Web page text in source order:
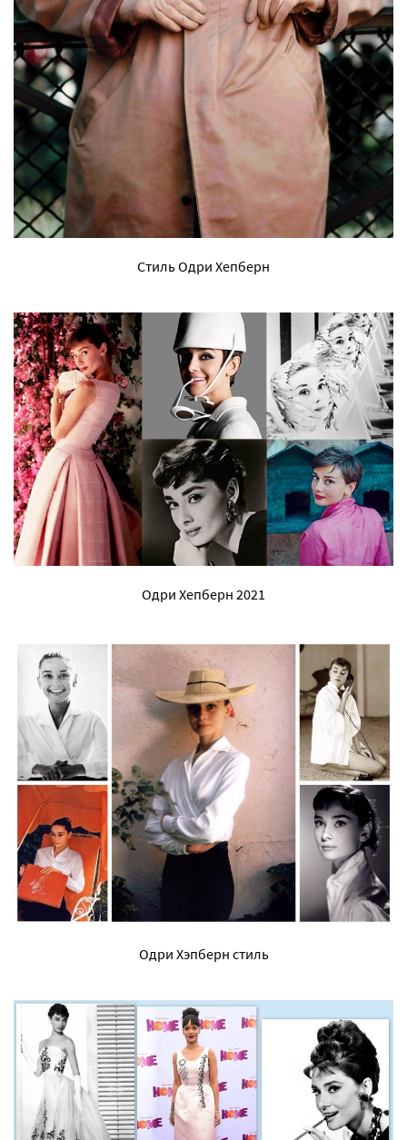
Стиль Одри Хепберн
Одри Хепберн 2021
Одри Хэпберн стиль